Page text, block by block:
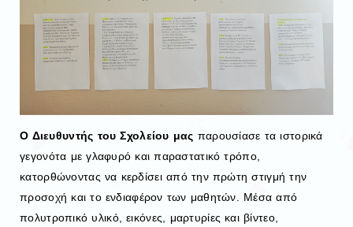
Ο Διευθυντής του Σχολείου μας παρουσίασε τα ιστορικά
γεγονότα με γλαφυρό και παραστατικό τρόπο,
κατορθώνοντας να κερδίσει από την πρώτη στιγμή την
προσοχή και το ενδιαφέρον των μαθητών. Μέσα από
πολυτροπικό υλικό, εικόνες, μαρτυρίες και βίντεο,